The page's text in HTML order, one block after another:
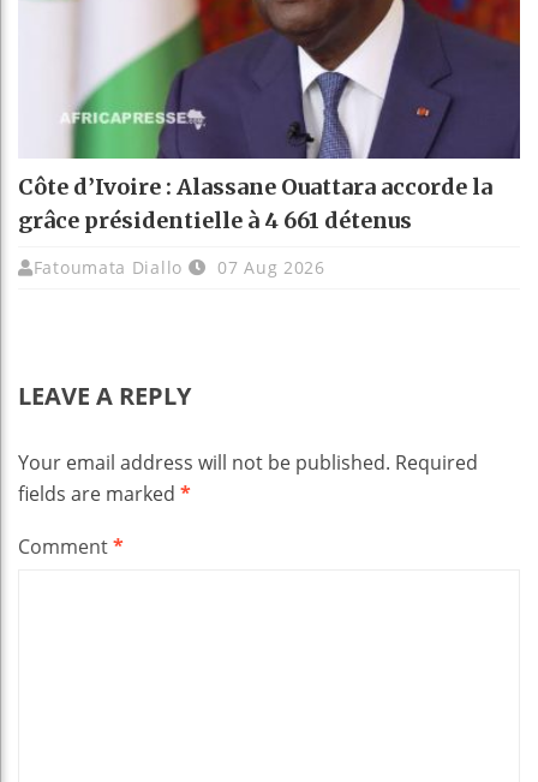
Côte d’Ivoire : Alassane Ouattara accorde la
grâce présidentielle à 4 661 détenus
Fatoumata Diallo 07 Aug 2026
LEAVE A REPLY
Your email address will not be published. Required
fields are marked *
Comment*